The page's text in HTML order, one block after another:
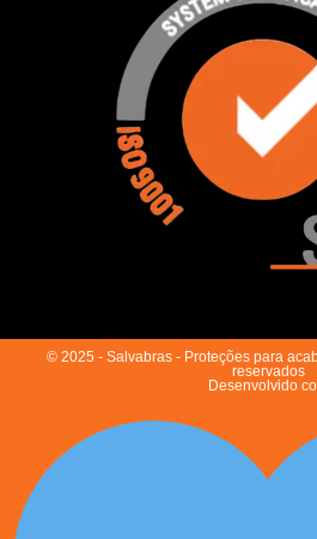
© 2025 - Salvabras - Proteções para
reservados
Desenvolvido